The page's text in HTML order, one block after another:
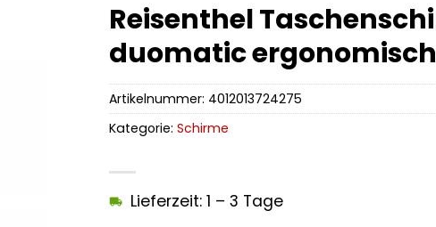
Reisenthel
duomatic
Lieferzeit: 1 – 3 Tage
Artikelnummer: 4012013724275
Kategorie:Schirme